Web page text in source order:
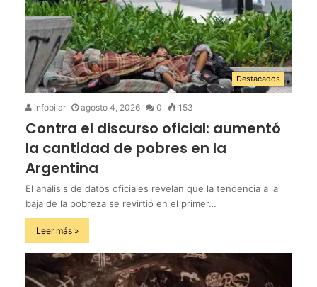
Destacados
infopilar agosto 4, 2026 0 153
Contra el discurso oficial: aumentó
la cantidad de pobres en la
Argentina
El análisis de datos oficiales revelan que la tendencia a la
baja de la pobreza se revirtió en el primer…
Leer más »